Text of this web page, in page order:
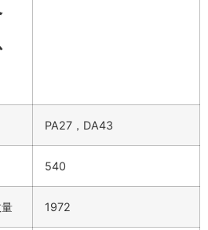
PA27，DA43
540
1972